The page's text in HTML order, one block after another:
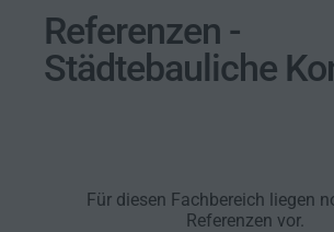
Referenzen -
Städtebauliche
Für diesen Fachbereich liegen
Referenzen vor.